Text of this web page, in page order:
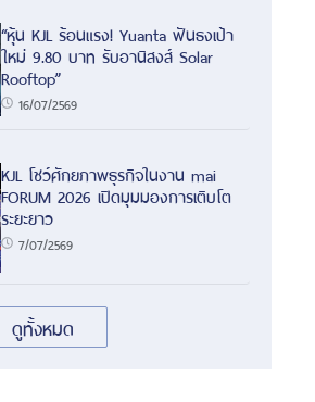
“หุ้น KJL ร้อนแรง! Yuanta ฟันธงเป้า
ใหม่ 9.80 บาท รับอานิสงส์ Solar
Rooftop”
16/07/2569
KJL โชว์ศักยภาพธุรกิจในงาน mai
FORUM 2026 เปิดมุมมองการเติบโต
ระยะยาว
7/07/2569
ดูทั้งหมด